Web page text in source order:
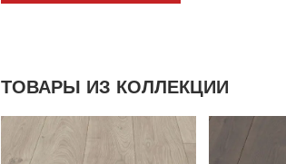
ТОВАРЫ ИЗ КОЛЛЕКЦИИ